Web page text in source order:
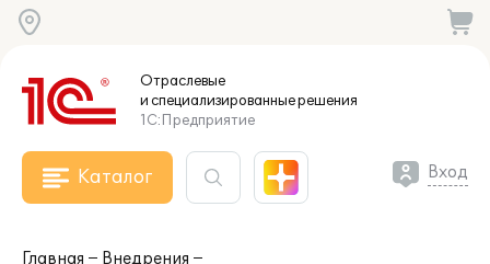
Отраслевые
и специализированныерешения
1С:Предприятие
Каталог Вход
Главная
Внедрения